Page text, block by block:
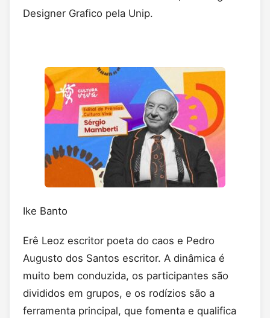
Designer Grafico pela Unip.
Ike Banto
Erê Leoz escritor poeta do caos e Pedro
Augusto dos Santos escritor. A dinâmica é
muito bem conduzida, os participantes são
divididos em grupos, e os rodízios são a
ferramenta principal, que fomenta e qualifica